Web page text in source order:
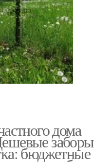
дома
заборы
бюджетные